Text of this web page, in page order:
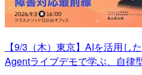
【9/3（木）東京】AIを活用し
Agentライブデモで学ぶ、自律